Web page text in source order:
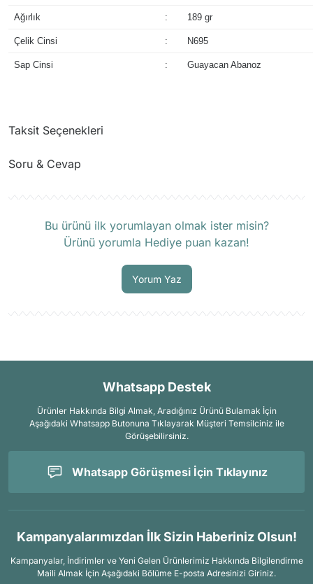
Ağırlık : 189 gr
Çelik Cinsi : N695
Sap Cinsi : Guayacan Abanoz
Taksit Seçenekleri
Soru & Cevap
Bu ürünü ilk yorumlayan olmak ister misin?
Ürünü yorumla Hediye puan kazan!
Yorum Yaz
Whatsapp Destek
Ürünler Hakkında Bilgi Almak, Aradığınız Ürünü Bulamak İçin
Aşağıdaki Whatsapp Butonuna Tıklayarak Müşteri Temsilciniz ile
Görüşebilirsiniz.
Whatsapp Görüşmesi İçin Tıklayınız
Kampanyalarımızdan İlk Sizin Haberiniz Olsun!
Kampanyalar, İndirimler ve Yeni Gelen Ürünlerimiz Hakkında Bilgilendirme
Maili Almak İçin Aşağıdaki Bölüme E-posta Adresinizi Giriniz.